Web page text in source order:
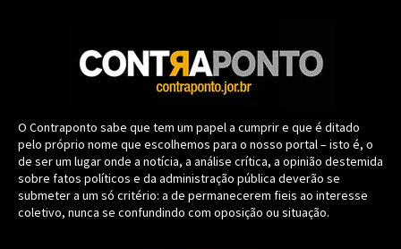
O Contraponto sabe que tem um papel a cumprir e que é ditado
pelo próprio nome que escolhemos para o nosso portal – isto é, o
de ser um lugar onde a notícia, a análise crítica, a opinião destemida
sobre fatos políticos e da administração pública deverão se
submeter a um só critério: a de permanecerem fieis ao interesse
coletivo, nunca se confundindo com oposição ou situação.